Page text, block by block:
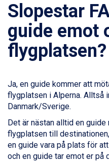
Passo Tonale från
Saalbach från 9.445 kr.
Sölden från 12.995 kr.
Champoluc från 5.945
Sestriere från 6.945
Fieberbrunn från
Ischgl från 11.295 kr.
Val Thorens från
St. Anton från 11.245
Zell am See från
Canazei från 7.195 kr.
Livigno från 5.595 kr.
Ponte di Legno från
Slopestar
guide emot
flygplatsen?
Ja, en guide kommer att
flygplatsen i Alperna. Alltså
Danmark/Sverige.
Det är nästan alltid en
flygplatsen till
en guide vara på plats för
och en guide tar emot er på